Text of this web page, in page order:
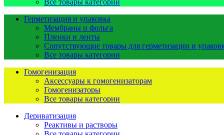
Все товары категории
Герметизация и упаковка
Мембраны и фольга
Пленки и ленты
Сопутствующие товары для герметизации и
Все товары категории
Гомогенизация
Аксессуары к гомогенизаторам
Гомогенизаторы
Все товары категории
Дериватизация
Реактивы и растворы